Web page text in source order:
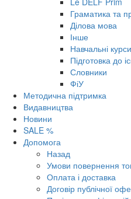
Граматика та
Ділова мова
Інше
Навчальні курси
Підготовка до
Словники
ФіУ
Методична підтримка
Видавництва
Новини
SALE %
Допомога
Назад
Умови повернення
Оплата і доставка
Договір публічної